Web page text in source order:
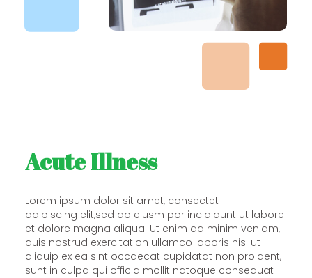
Acute Illness
Lorem ipsum dolor sit amet, consectet
adipiscing elit,sed do eiusm por incididunt ut labore
et dolore magna aliqua. Ut enim ad minim veniam,
quis nostrud exercitation ullamco laboris nisi ut
aliquip ex ea sint occaecat cupidatat non proident,
sunt in culpa qui officia mollit natoque consequat